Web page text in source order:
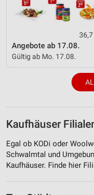
Angebote ab 17.08.
Gültig ab Mo. 17.08.
Kaufhäuser
Egal ob KODi oder
Schwalmtal und
Kaufhäuser. Finde hier